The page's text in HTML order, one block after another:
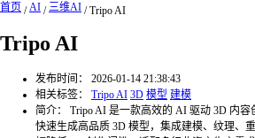
首页 / AI / 三维AI / Tripo AI
Tripo AI
发布时间：
2026-01-14 21:38:43
相关标签：
Tripo AI 3D 模型 建模
简介：
Tripo AI 是一款高效的 AI 驱动 3D 内
快速生成高品质 3D 模型，集成建模、纹理、